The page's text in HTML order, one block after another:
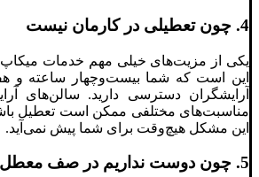
4. چون تعطیلی در کارمان نیست
یکی از مزیت‌های خیلی مهم خدمات میکاپ
این است که شما بیست‌وچهار ساعته و
آرایشگران دسترسی دارید. سالن‌های
مناسبت‌های مختلفی ممکن است تعطیل
این مشکل هیچ‌وقت برای شما پیش نمی‌آید.
5. چون دوست نداریم در صف معطل شوید